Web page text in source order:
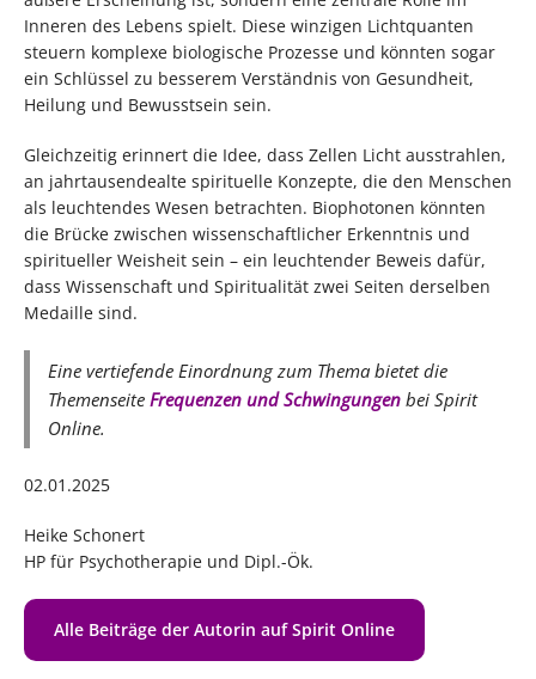
Inneren des Lebens spielt. Diese winzigen Lichtquanten
steuern komplexe biologische Prozesse und könnten sogar
ein Schlüssel zu besserem Verständnis von Gesundheit,
Heilung und Bewusstsein sein.
Gleichzeitig erinnert die Idee, dass Zellen Licht ausstrahlen,
an jahrtausendealte spirituelle Konzepte, die den Menschen
als leuchtendes Wesen betrachten. Biophotonen könnten
die Brücke zwischen wissenschaftlicher Erkenntnis und
spiritueller Weisheit sein – ein leuchtender Beweis dafür,
dass Wissenschaft und Spiritualität zwei Seiten derselben
Medaille sind.
Eine vertiefende Einordnung zum Thema bietet die
Themenseite Frequenzen und Schwingungen bei Spirit
Online.
02.01.2025
Heike Schonert
HP für Psychotherapie und Dipl.-Ök.
Alle Beiträge der Autorin auf Spirit Online